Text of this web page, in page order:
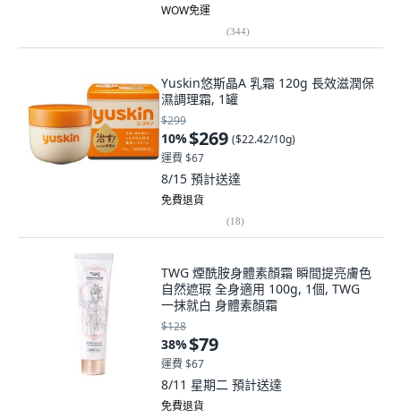
WOW免運
(344)
Yuskin悠斯晶A 乳霜 120g 長效滋潤保
濕調理霜, 1罐
$299
10%$269 ($22.42/10g)
運費 $67
8/15 預計送達
免費退貨
(18)
TWG 煙酰胺身體素顏霜 瞬間提亮膚色
自然遮瑕 全身適用 100g, 1個, TWG
一抹就白 身體素顏霜
$128
38%$79
運費 $67
8/11 星期二 預計送達
免費退貨